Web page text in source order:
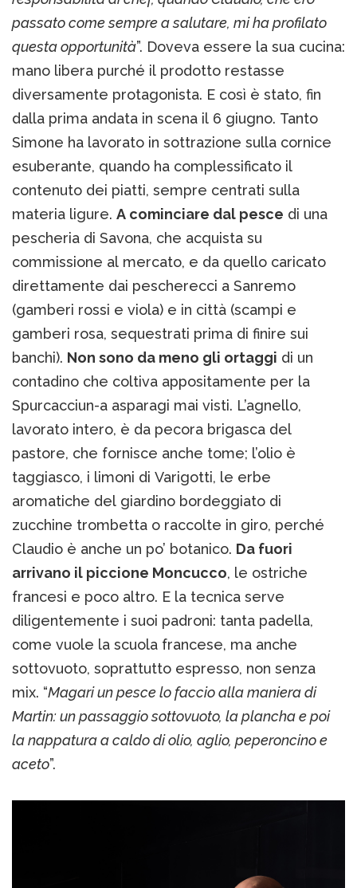
passato come sempre a salutare, mi ha profilato
questa opportunità”. Doveva essere la sua cucina:
mano libera purché il prodotto restasse
diversamente protagonista. E così è stato, fin
dalla prima andata in scena il 6 giugno. Tanto
Simone ha lavorato in sottrazione sulla cornice
esuberante, quando ha complessificato il
contenuto dei piatti, sempre centrati sulla
materia ligure. A cominciare dal pesce di una
pescheria di Savona, che acquista su
commissione al mercato, e da quello caricato
direttamente dai pescherecci a Sanremo
(gamberi rossi e viola) e in città (scampi e
gamberi rosa, sequestrati prima di finire sui
banchi). Non sono da meno gli ortaggi di un
contadino che coltiva appositamente per la
Spurcacciun-a asparagi mai visti. L’agnello,
lavorato intero, è da pecora brigasca del
pastore, che fornisce anche tome; l’olio è
taggiasco, i limoni di Varigotti, le erbe
aromatiche del giardino bordeggiato di
zucchine trombetta o raccolte in giro, perché
Claudio è anche un po’ botanico. Da fuori
arrivano il piccione Moncucco, le ostriche
francesi e poco altro. E la tecnica serve
diligentemente i suoi padroni: tanta padella,
come vuole la scuola francese, ma anche
sottovuoto, soprattutto espresso, non senza
mix. “Magari un pesce lo faccio alla maniera di
Martin: un passaggio sottovuoto, la plancha e poi
la nappatura a caldo di olio, aglio, peperoncino e
aceto”.